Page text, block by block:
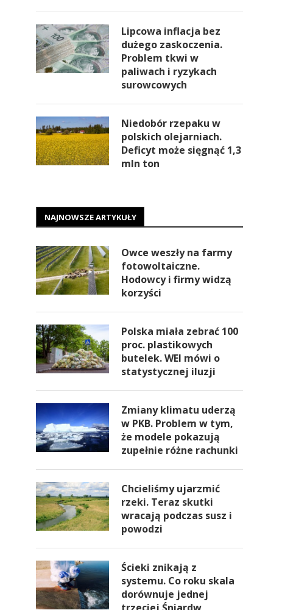
Lipcowa inflacja bez
dużego zaskoczenia.
Problem tkwi w
paliwach i ryzykach
surowcowych
Niedobór rzepaku w
polskich olejarniach.
Deficyt może sięgnąć 1,3
mln ton
NAJNOWSZE ARTYKUŁY
Owce weszły na farmy
fotowoltaiczne.
Hodowcy i firmy widzą
korzyści
Polska miała zebrać 100
proc. plastikowych
butelek. WEI mówi o
statystycznej iluzji
Zmiany klimatu uderzą
w PKB. Problem w tym,
że modele pokazują
zupełnie różne rachunki
Chcieliśmy ujarzmić
rzeki. Teraz skutki
wracają podczas susz i
powodzi
Ścieki znikają z
systemu. Co roku skala
dorównuje jednej